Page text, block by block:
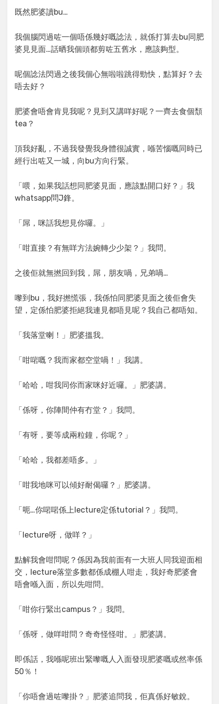
既然肥婆讀bu…
我個腦閃過咗一個唔係幾好嘅諗法，就係打算去bu同肥
婆見見面…話晒我個頭都剪咗五舊水，應該夠型。
呢個諗法閃過之後我個心無啦啦跳得勁快，點算好？去
唔去好？
肥婆會唔會肯見我呢？見到又講咩好呢？一齊去食個頹
tea？
頂我好亂，不過我發覺我身體很誠實，喺苦惱嘅同時已
經行出咗又一城，向bu方向行緊。
「喂，如果我話想同肥婆見面，應該點開口好？」我
whatsapp問J鋒。
「屌，咪話我想見你囉。」
「咁直接？有無咩方法婉轉少少架？」我問。
之後佢就無撚回到我，屌，朋友喎，兄弟喎…
嚟到bu，我好撚慌張，我係怕同肥婆見面之後佢會失
望，定係怕肥婆拒絕我連見都唔見呢？我自己都唔知。
「我落堂喇！」肥婆搵我。
「咁啱嘅？我而家都空堂喎！」我講。
「哈哈，咁我同你而家咪好近囉。」肥婆講。
「係呀，你陣間仲有冇堂？」我問。
「有呀，要等成兩粒鐘，你呢？」
「哈哈，我都差唔多。」
「咁我地咪可以傾好耐偈囉？」肥婆講。
「呃…你啱啱係上lecture定係tutorial？」我問。
「lecture呀，做咩？」
點解我會咁問呢？係因為我前面有一大班人同我迎面相
交，lecture落堂多數都係成棚人咁走，我好奇肥婆會
唔會喺入面，所以先咁問。
「咁你行緊出campus？」我問。
「係呀，做咩咁問？奇奇怪怪咁。」肥婆講。
即係話，我喺呢班出緊嚟嘅人入面發現肥婆嘅或然率係
50％！
「你唔會過咗嚟掛？」肥婆追問我，佢真係好敏銳。